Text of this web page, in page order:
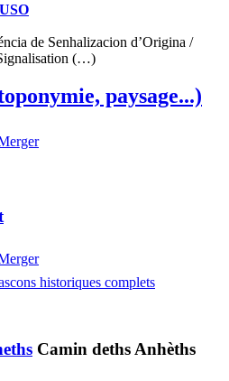
de Senhalizacion d’Origina /
(…)
paysage...)
historiques complets
Camin deths Anhèths